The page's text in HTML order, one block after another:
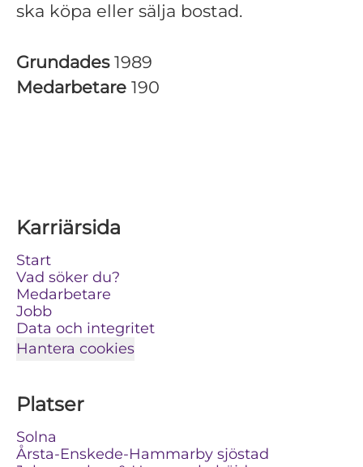
ska köpa eller sälja bostad.
Grundades 1989
Medarbetare 190
Karriärsida
Start
Vad söker du?
Medarbetare
Jobb
Data och integritet
Hantera cookies
Platser
Solna
Årsta-Enskede-Hammarby sjöstad